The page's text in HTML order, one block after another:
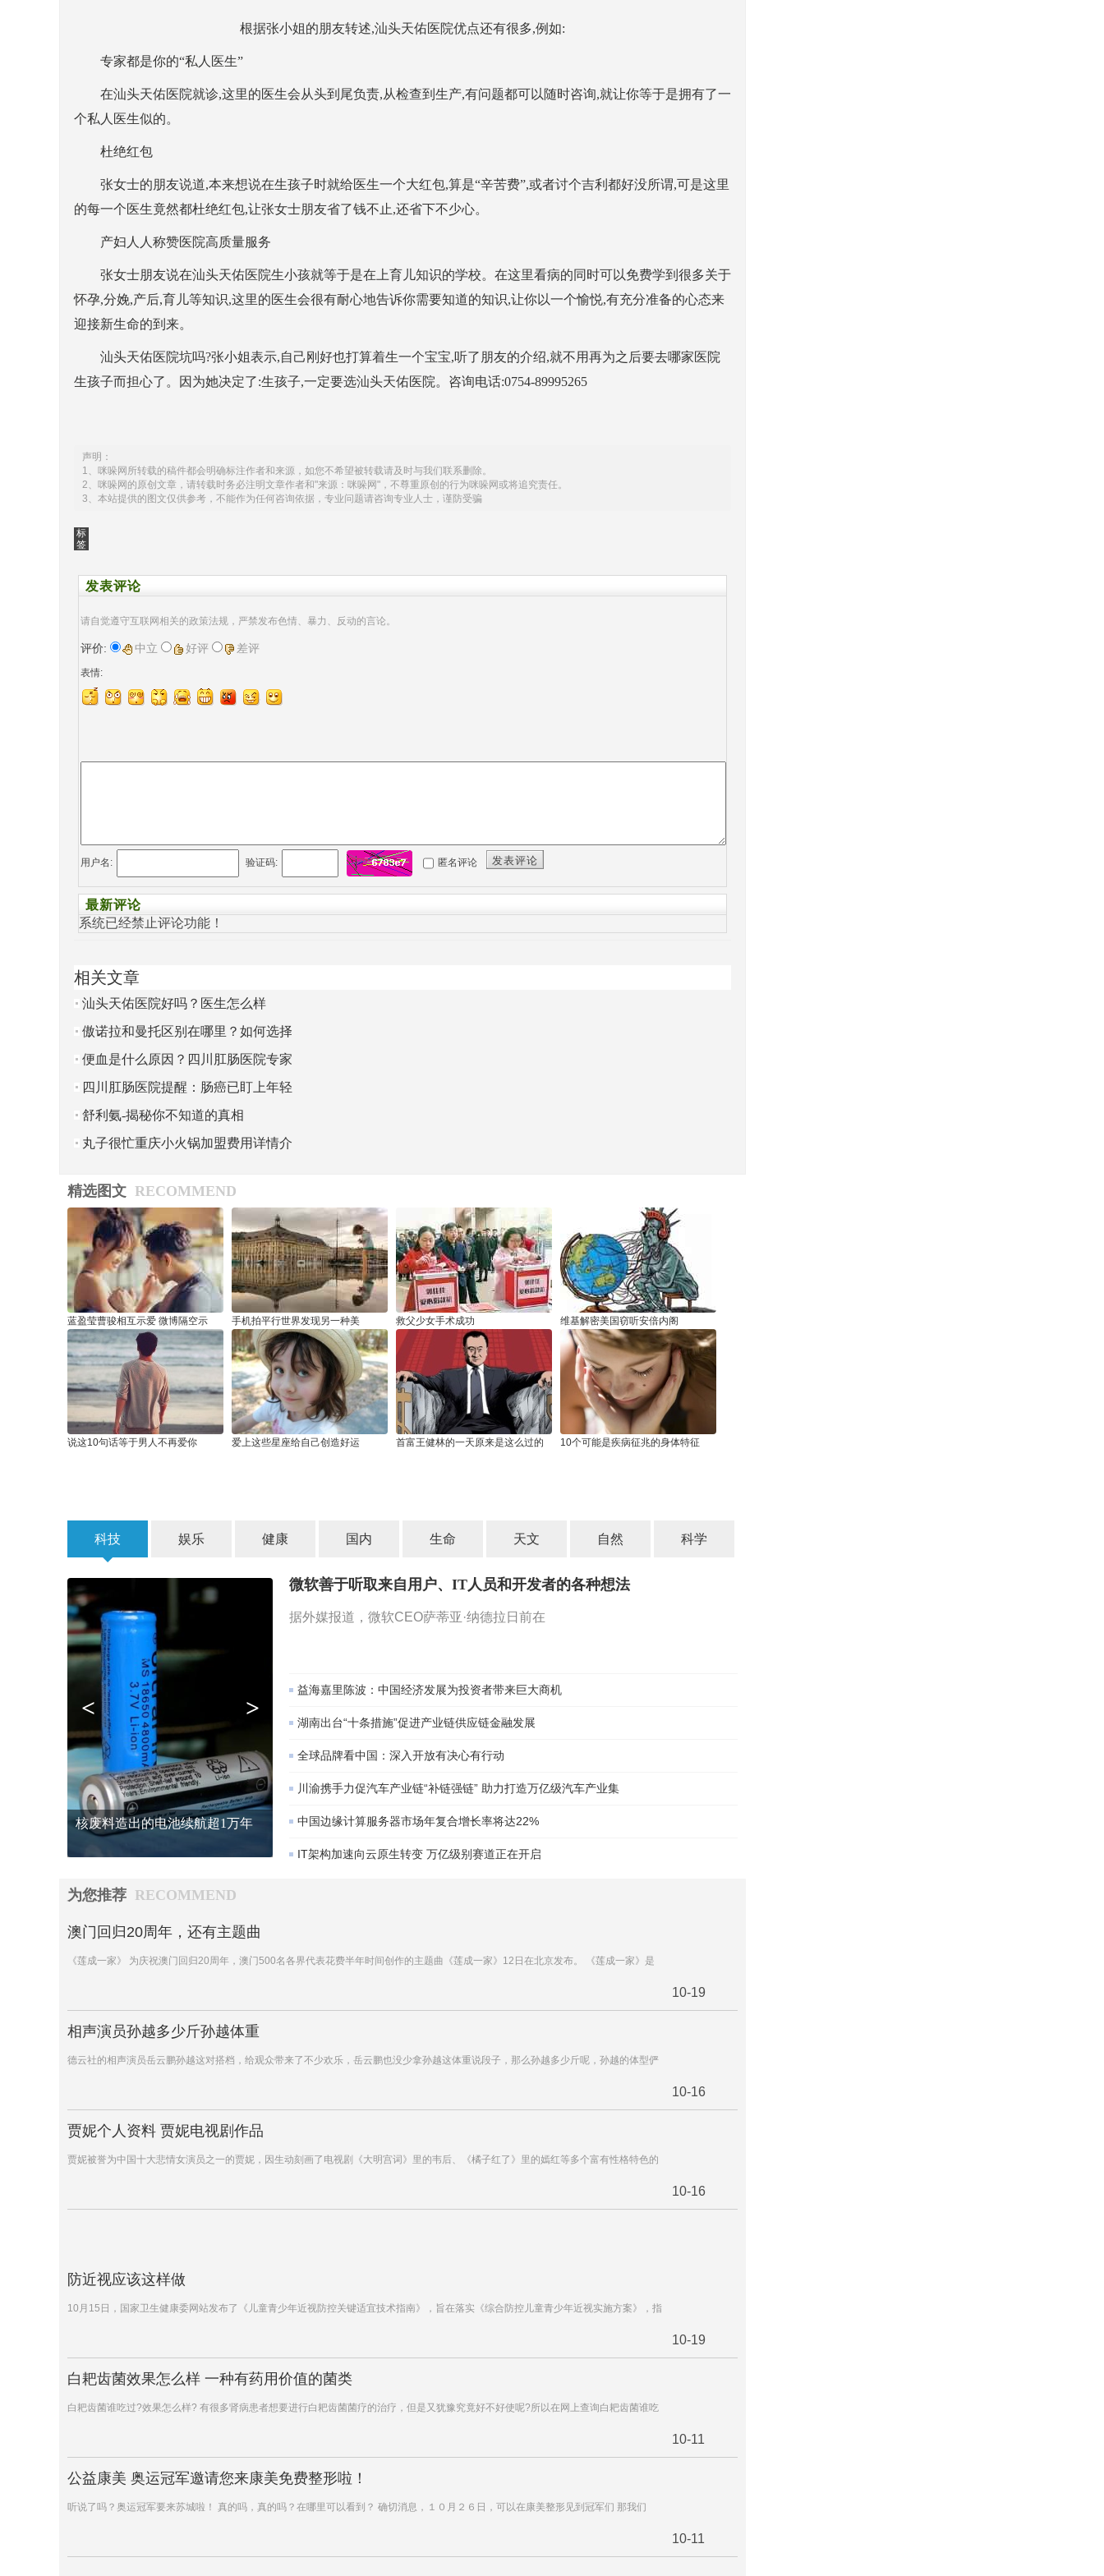
根据张小姐的朋友转述,汕头天佑医院优点还有很多,例如:
专家都是你的“私人医生”
在汕头天佑医院就诊,这里的医生会从头到尾负责,从检查到生产,有问题都可以随时咨询,就让你等于是拥有了一
个私人医生似的。
杜绝红包
张女士的朋友说道,本来想说在生孩子时就给医生一个大红包,算是“辛苦费”,或者讨个吉利都好没所谓,可是这里
的每一个医生竟然都杜绝红包,让张女士朋友省了钱不止,还省下不少心。
产妇人人称赞医院高质量服务
张女士朋友说在汕头天佑医院生小孩就等于是在上育儿知识的学校。在这里看病的同时可以免费学到很多关于
怀孕,分娩,产后,育儿等知识,这里的医生会很有耐心地告诉你需要知道的知识,让你以一个愉悦,有充分准备的心态来
迎接新生命的到来。
汕头天佑医院坑吗?张小姐表示,自己刚好也打算着生一个宝宝,听了朋友的介绍,就不用再为之后要去哪家医院
生孩子而担心了。因为她决定了:生孩子,一定要选汕头天佑医院。咨询电话:0754-89995265
声明：
1、咪哚网所转载的稿件都会明确标注作者和来源，如您不希望被转载请及时与我们联系删除。
2、咪哚网的原创文章，请转载时务必注明文章作者和"来源：咪哚网"，不尊重原创的行为咪哚网或将追究责任。
3、本站提供的图文仅供参考，不能作为任何咨询依据，专业问题请咨询专业人士，谨防受骗
标
签
发表评论
请自觉遵守互联网相关的政策法规，严禁发布色情、暴力、反动的言论。
评价: 中立 好评 差评
表情:
用户名: 验证码: 匿名评论 发表评论
最新评论
系统已经禁止评论功能！
相关文章
汕头天佑医院好吗？医生怎么样
傲诺拉和曼托区别在哪里？如何选择
适合自己的隆胸假体？
便血是什么原因？四川肛肠医院专家
提醒不只是痔疮会导致便血
四川肛肠医院提醒：肠癌已盯上年轻
人 “三高一低”者要注意
舒利氨-揭秘你不知道的真相
丸子很忙重庆小火锅加盟费用详情介
精选图文 RECOMMEND
蓝盈莹曹骏相互示爱 微博隔空示 手机拍平行世界发现另一种美 救父少女手术成功 维基解密美国窃听安倍内阁
说这10句话等于男人不再爱你 爱上这些星座给自己创造好运 首富王健林的一天原来是这么过的 10个可能是疾病征兆的身体特征
科技 娱乐 健康 国内 生命 天文 自然 科学
核废料造出的电池续航超1万年
< >
微软善于听取来自用户、IT人员和开发者的各种想法
据外媒报道，微软CEO萨蒂亚·纳德拉日前在
益海嘉里陈波：中国经济发展为投资者带来巨大商机
湖南出台“十条措施”促进产业链供应链金融发展
全球品牌看中国：深入开放有决心有行动
川渝携手力促汽车产业链“补链强链” 助力打造万亿级汽车产业集
中国边缘计算服务器市场年复合增长率将达22%
IT架构加速向云原生转变 万亿级别赛道正在开启
为您推荐 RECOMMEND
澳门回归20周年，还有主题曲
《莲成一家》 为庆祝澳门回归20周年，澳门500名各界代表花费半年时间创作的主题曲《莲成一家》12日在北京发布。 《莲成一家》是
10-19
相声演员孙越多少斤孙越体重
德云社的相声演员岳云鹏孙越这对搭档，给观众带来了不少欢乐，岳云鹏也没少拿孙越这体重说段子，那么孙越多少斤呢，孙越的体型俨
10-16
贾妮个人资料 贾妮电视剧作品
贾妮被誉为中国十大悲情女演员之一的贾妮，因生动刻画了电视剧《大明宫词》里的韦后、《橘子红了》里的嫣红等多个富有性格特色的
10-16
防近视应该这样做
10月15日，国家卫生健康委网站发布了《儿童青少年近视防控关键适宜技术指南》，旨在落实《综合防控儿童青少年近视实施方案》，指
10-19
白耙齿菌效果怎么样 一种有药用价值的菌类
白耙齿菌谁吃过?效果怎么样? 有很多肾病患者想要进行白耙齿菌菌疗的治疗，但是又犹豫究竟好不好使呢?所以在网上查询白耙齿菌谁吃
10-11
公益康美 奥运冠军邀请您来康美免费整形啦！
听说了吗？奥运冠军要来苏城啦！ 真的吗，真的吗？在哪里可以看到？ 确切消息，１０月２６日，可以在康美整形见到冠军们 那我们
10-11